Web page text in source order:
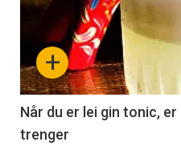
akkurat
nå
-
2
+
Når du er lei gin tonic,
trenger